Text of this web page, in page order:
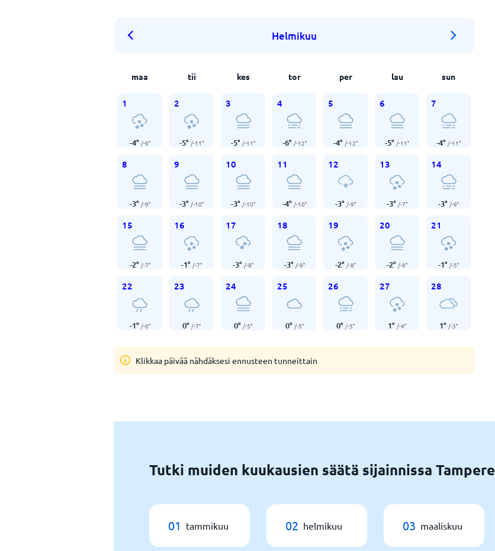
Helmikuu
maa tii kes tor per lau sun
1
-4° /-9°
2
-5° /-11°
3
-5° /-11°
4
-6° /-12°
5
-4° /-12°
6
-5° /-11°
7
-4° /-11°
8
-3° /-9°
9
-3° /-10°
10
-3° /-10°
11
-4° /-10°
12
-3° /-9°
13
-3° /-7°
14
-3° /-9°
15
-2° /-7°
16
-1° /-7°
17
-3° /-8°
18
-3° /-9°
19
-2° /-8°
20
-2° /-9°
21
-1° /-5°
22
-1° /-6°
23
0° /-7°
24
0° /-5°
25
0° /-5°
26
0° /-5°
27
1° /-4°
28
1° /-3°
Klikkaa päivää nähdäksesi ennusteen tunneittain
Tutki muiden kuukausien säätä sijainnissa Tampere
01 tammikuu 02 helmikuu 03 maaliskuu